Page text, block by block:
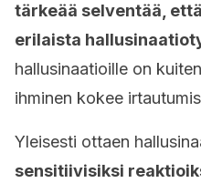
tärkeää selventää,
erilaista
hallusinaatioille on
ihminen kokee
Yleisesti ottaen
sensitiivisiksi